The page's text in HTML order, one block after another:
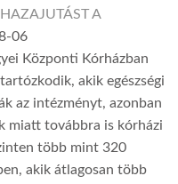
A
06
Központi Kórházban
akik egészségi
az intézményt, azonban
miatt továbbra is kórházi
több mint 320
akik átlagosan több